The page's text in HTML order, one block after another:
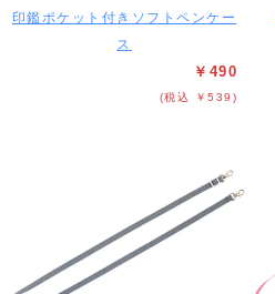
印鑑ポケット付きソフトペンケー
ス
￥490
(税込 ￥539)